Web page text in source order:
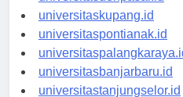
universitasdenpasar.id
universitaskupang.id
universitaspontianak.id
universitaspalangkaraya.id
universitasbanjarbaru.id